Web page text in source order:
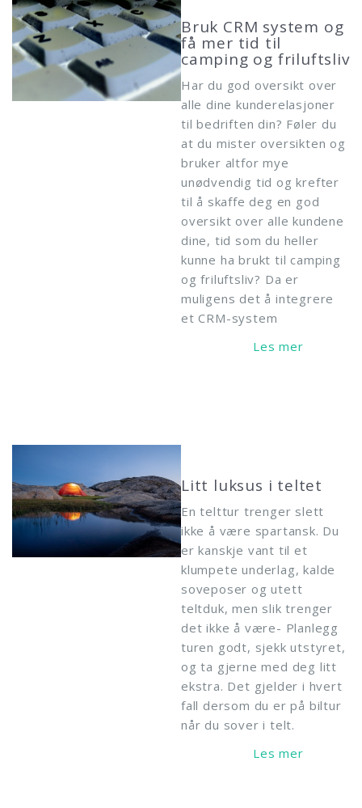
Bruk CRM system og
få mer tid til
camping og friluftsliv
Har du god oversikt over
alle dine kunderelasjoner
til bedriften din? Føler du
at du mister oversikten og
bruker altfor mye
unødvendig tid og krefter
til å skaffe deg en god
oversikt over alle kundene
dine, tid som du heller
kunne ha brukt til camping
og friluftsliv? Da er
muligens det å integrere
et CRM-system
Litt luksus i teltet
En telttur trenger slett
ikke å være spartansk. Du
er kanskje vant til et
klumpete underlag, kalde
soveposer og utett
teltduk, men slik trenger
det ikke å være- Planlegg
turen godt, sjekk utstyret,
og ta gjerne med deg litt
ekstra. Det gjelder i hvert
fall dersom du er på biltur
når du sover i telt.